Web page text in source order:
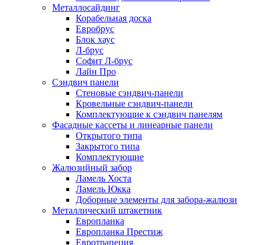
Металлосайдинг
Корабельная доска
Евробрус
Блок хаус
Л-брус
Софит Л-брус
Лайн Про
Сэндвич панели
Стеновые сэндвич-панели
Кровельные сэндвич-панели
Комплектующие к сэндвич панелям
Фасадные кассеты и линеарные панели
Открытого типа
Закрытого типа
Комплектующие
Жалюзийный забор
Ламель Хоста
Ламель Юкка
Доборные элементы для забора-жалюзи
Металлический штакетник
Европланка
Европланка Престиж
Евротрапеция